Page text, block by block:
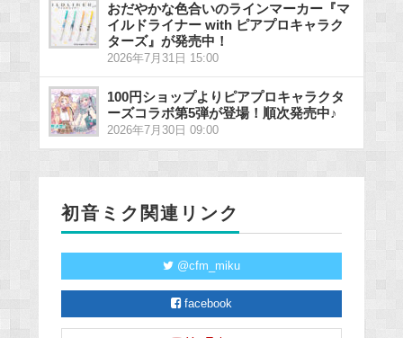
おだやかな色合いのラインマーカー『マ
イルドライナー with ピアプロキャラク
ターズ』が発売中！
2026年7月31日 15:00
100円ショップよりピアプロキャラクタ
ーズコラボ第5弾が登場！順次発売中♪
2026年7月30日 09:00
初音ミク関連リンク
@cfm_miku
facebook